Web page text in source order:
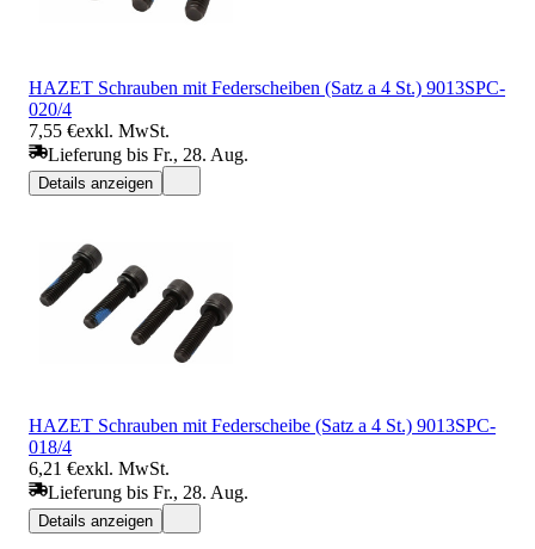
HAZET Schrauben mit Federscheiben (Satz a 4 St.) 9013SPC-
020/4
7,55 €exkl. MwSt.
Lieferung bis Fr., 28. Aug.
Details anzeigen
HAZET Schrauben mit Federscheibe (Satz a 4 St.) 9013SPC-
018/4
6,21 €exkl. MwSt.
Lieferung bis Fr., 28. Aug.
Details anzeigen